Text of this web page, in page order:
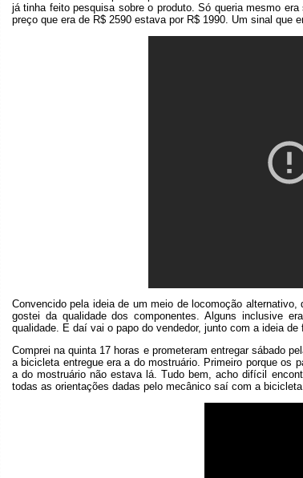
já tinha feito pesquisa sobre o produto. Só queria mesmo
preço que era de R$ 2590 estava por R$ 1990. Um sinal que
Convencido pela ideia de um meio de locomoção
gostei da qualidade dos componentes. Alguns inclusive
qualidade. E daí vai o papo do vendedor, junto com a ideia
Comprei na quinta 17 horas e prometeram entregar sábado
a bicicleta entregue era a do mostruário. Primeiro porque os
a do mostruário não estava lá. Tudo bem, acho difícil
todas as orientações dadas pelo mecânico saí com a